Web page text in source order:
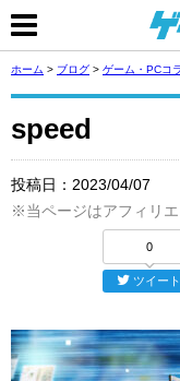
ホーム > ブログ > ゲーム・PCコ
speed
投稿日： 2023/04/07
※当ページはアフィリエ
0
ツイート